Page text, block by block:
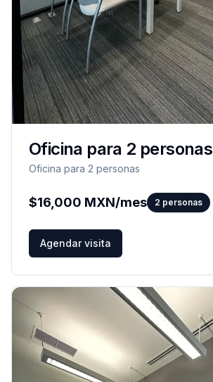
Oficina para 2 personas
Oficina para 2 personas
$16,000 MXN/mes 2 personas
Agendar visita